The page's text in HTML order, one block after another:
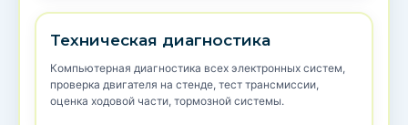
Техническая диагностика
Компьютерная диагностика всех электронных систем,
проверка двигателя на стенде, тест трансмиссии,
оценка ходовой части, тормозной системы.